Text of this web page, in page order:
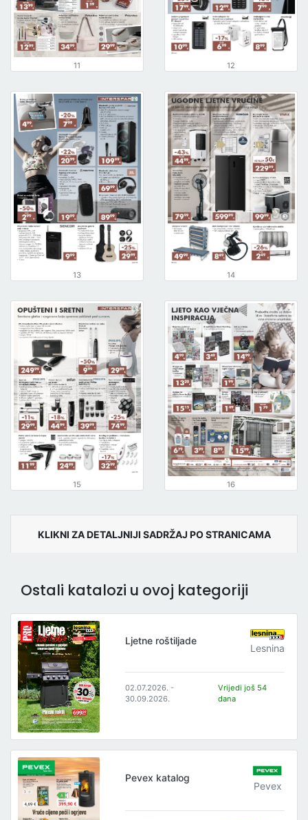
11 12
13 14
15 16
KLIKNI ZA DETALJNIJI SADRŽAJ PO STRANICAMA
Ostali katalozi u ovoj kategoriji
Ljetne roštiljade
Lesnina
02.07.2026. -
30.09.2026.
Vrijedi još 54
dana
Pevex katalog
Pevex